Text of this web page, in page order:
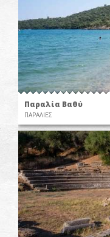
Παραλία Βαθύ
ΠΑΡΑΛΙΕΣ